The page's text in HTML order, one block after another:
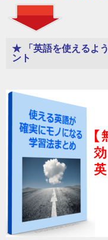
★ 「英語を使えるよ
ント